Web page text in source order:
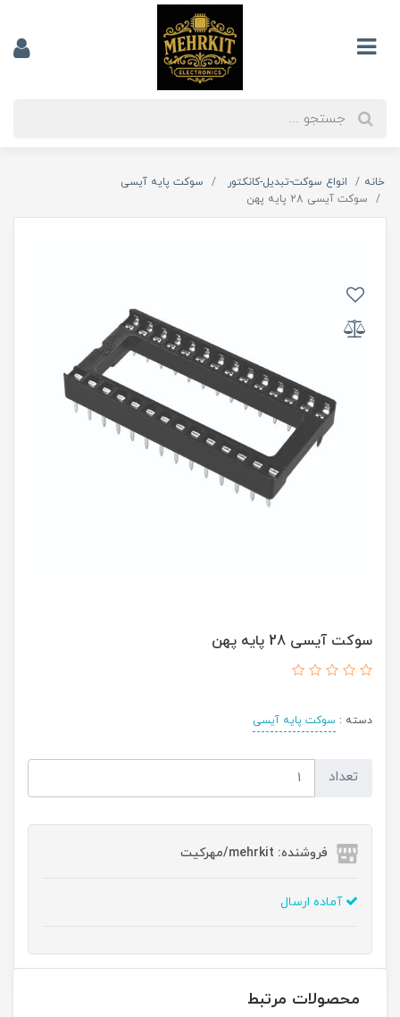
خانه انواع سوکت-تبدیل-کانکتور
سوکت پایه آیسی
سوکت آیسی 28 پایه پهن
سوکت آیسی 28 پایه پهن
دسته : سوکت پایه آیسی
تعداد
فروشنده: mehrkit/مهرکیت
آماده ارسال
محصولات مرتبط